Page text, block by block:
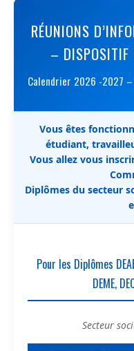
RÉUNIONS
– DISPOSITIF
Calendrier 2026 -2027
Vous êtes
étudiant,
Vous allez vous
Diplômes du secteur
Pour les Diplômes
DEME,
Secteur